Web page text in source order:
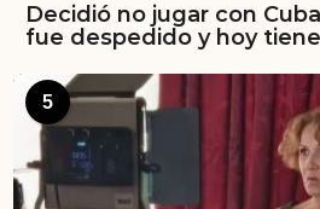
Decidió no jugar con
fue despedido y hoy
5